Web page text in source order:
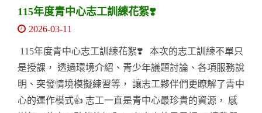
115年度青中心志工訓練花絮❣️
2026-03-11
115年度青中心志工訓練花絮❣️ 本次的志工訓練不單只
是授課， 透過環境介紹、青少年議題討論、各項服務說
明、突發情境模擬練習等， 讓志工夥伴們更瞭解了青中
心的運作模式👍 志工一直是青中心最珍貴的資源， 感